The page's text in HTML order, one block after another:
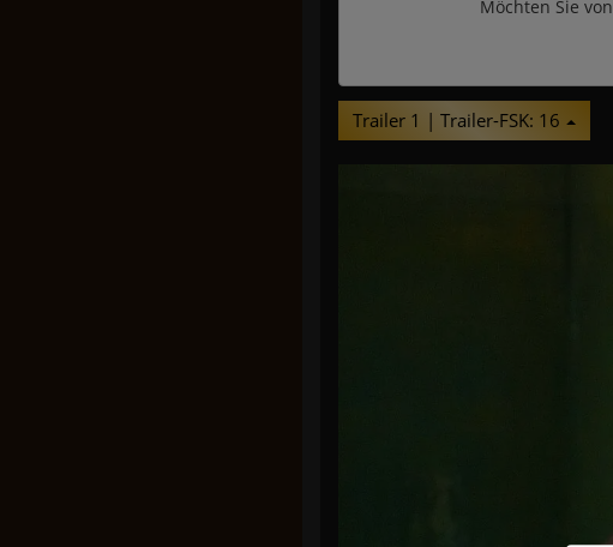
Möchten Sie von
Trailer 1 | Trailer-FSK: 16